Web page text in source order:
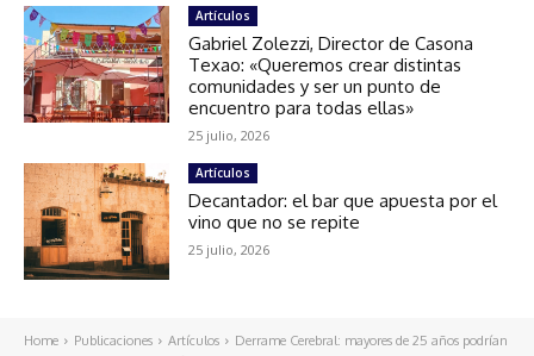
Artículos
Gabriel Zolezzi, Director de Casona
Texao: «Queremos crear distintas
comunidades y ser un punto de
encuentro para todas ellas»
25 julio, 2026
Artículos
Decantador: el bar que apuesta por el
vino que no se repite
25 julio, 2026